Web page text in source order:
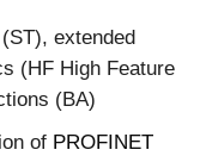
extended
(HF High Feature
(BA)
of PROFINET